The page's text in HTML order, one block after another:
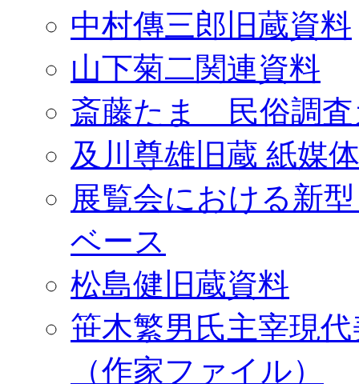
中村傳三郎旧蔵資料
山下菊二関連資料
斎藤たま 民俗調査
及川尊雄旧蔵 紙媒
展覧会における新
ベース
松島健旧蔵資料
笹木繁男氏主宰現
（作家ファイル）